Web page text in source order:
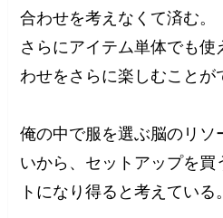
合わせを考えなくて済む。
さらにアイテム単体でも使
わせをさらに楽しむことが
俺の中で服を選ぶ脳のリソ
いから、セットアップを買
トになり得ると考えている。